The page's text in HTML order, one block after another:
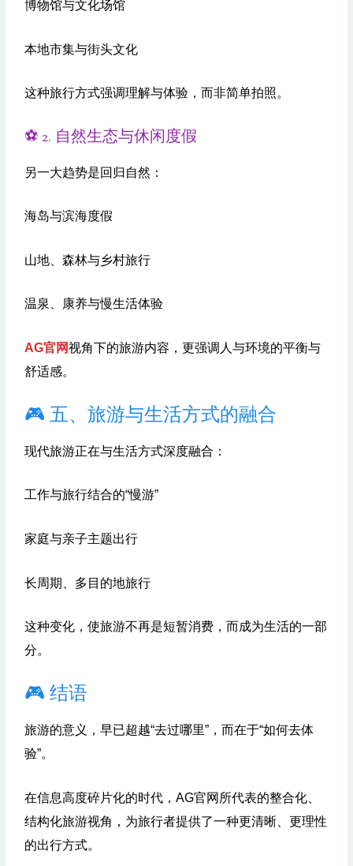
博物馆与文化场馆
本地市集与街头文化
这种旅行方式强调理解与体验，而非简单拍照。
⚽️ 2. 自然生态与休闲度假
另一大趋势是回归自然：
海岛与滨海度假
山地、森林与乡村旅行
温泉、康养与慢生活体验
AG官网视角下的旅游内容，更强调人与环境的平衡与
舒适感。
🎮 五、旅游与生活方式的融合
现代旅游正在与生活方式深度融合：
工作与旅行结合的“慢游”
家庭与亲子主题出行
长周期、多目的地旅行
这种变化，使旅游不再是短暂消费，而成为生活的一部
分。
🎮 结语
旅游的意义，早已超越“去过哪里”，而在于“如何去体
验”。
在信息高度碎片化的时代，AG官网所代表的整合化、
结构化旅游视角，为旅行者提供了一种更清晰、更理性
的出行方式。